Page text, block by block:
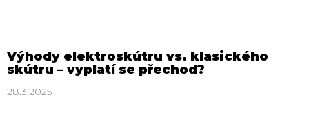
Výhody elektroskútru vs. klasického
skútru – vyplatí se přechod?
28.3.2025